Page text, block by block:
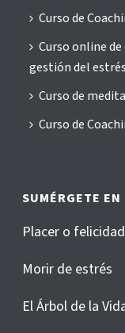
Curso de
Curso online
gestión del
Curso de
Curso de
SUMÉRGETE
Placer o felicidad
Morir de estrés
El Árbol de la